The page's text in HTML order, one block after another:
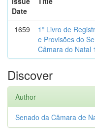
Date
1659
1º Livro de
e Provisões do
Câmara do Natal
Discover
Author
Senado da Câmara de